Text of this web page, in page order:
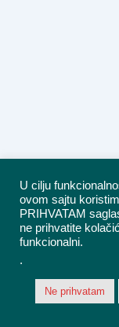
U cilju
ovom sajtu
PRIHVATAM
ne prihvatite
funkcionalni.
.
Ne prihvatam